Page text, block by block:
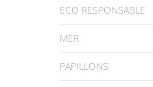
ECO RESPONSABLE
MER
PAPILLONS